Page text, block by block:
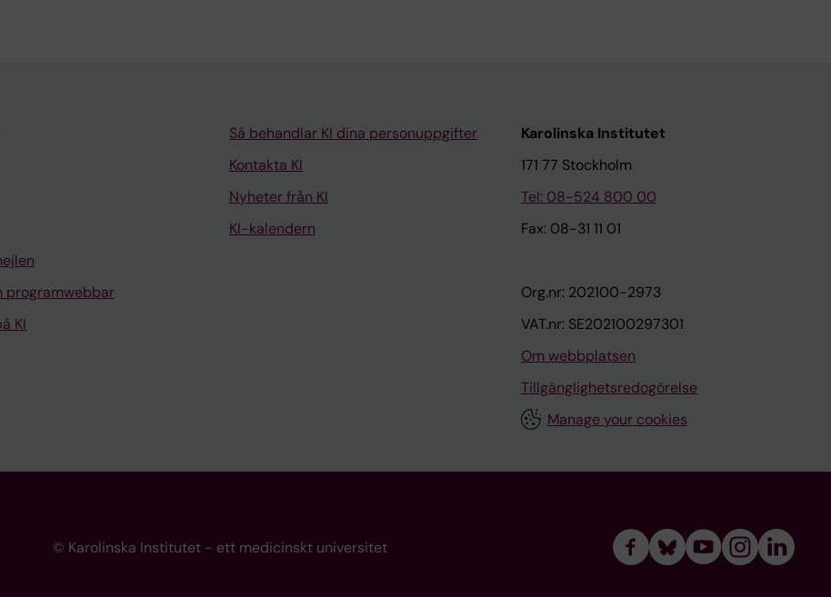
programwebbar
KI
Så behandlar KI dina personuppgifter
Kontakta KI
Nyheter från KI
KI-kalendern
Karolinska Institutet
171 77 Stockholm
Tel: 08-524 800 00
Fax: 08-31 11 01
Org.nr: 202100-2973
VAT.nr: SE202100297301
Om webbplatsen
Tillgänglighetsredogörelse
Manage your cookies
© Karolinska Institutet - ett medicinskt universitet